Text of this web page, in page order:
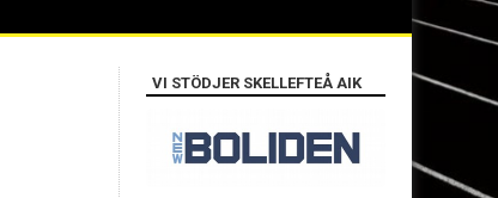
VI STÖDJER SKELLEFTEÅ AIK